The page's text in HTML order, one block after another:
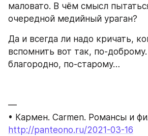
маловато. В чём смысл
очередной медийный ураган?
Да и всегда ли надо кричать,
вспомнить вот так, по-
благородно, по-старому…
—
http://panteono.ru/2021-03-16